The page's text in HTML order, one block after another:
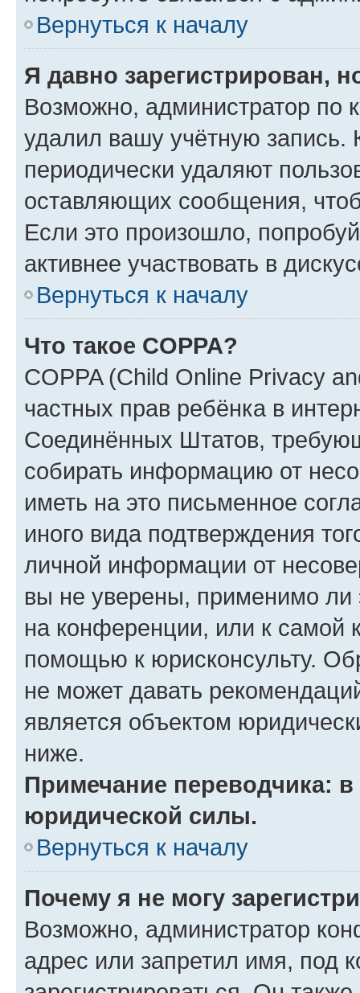
Вернуться к началу
Я давно зарегистрирован,
Возможно, администратор по
удалил вашу учётную запись.
периодически удаляют
оставляющих сообщения,
Если это произошло,
активнее участвовать в
Вернуться к началу
Что такое COPPA?
COPPA (Child Online Privacy
частных прав ребёнка в
Соединённых Штатов,
собирать информацию от
иметь на это письменное
иного вида подтверждения
личной информации от
вы не уверены, применимо ли
на конференции, или к самой
помощью к юрисконсульту.
не может давать
является объектом
ниже.
Примечание переводчика:
юридической силы.
Вернуться к началу
Почему я не могу
Возможно, администратор
адрес или запретил имя, под